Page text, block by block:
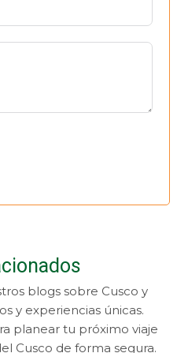
blogs sobre Cusco y
y experiencias únicas.
planear tu próximo viaje
Cusco de forma segura.